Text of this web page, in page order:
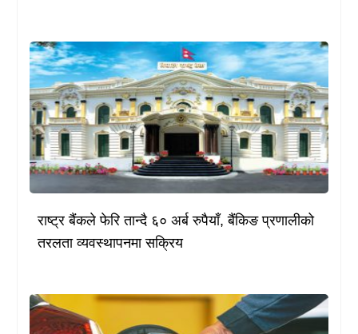
राष्ट्र बैंकले फेरि तान्दै ६० अर्ब रुपैयाँ, बैंकिङ प्रणालीको
तरलता व्यवस्थापनमा सक्रिय